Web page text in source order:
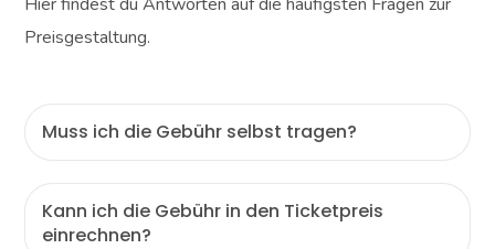
Preisgestaltung.
Muss ich die Gebühr selbst tragen?
Kann ich die Gebühr in den Ticketpreis
einrechnen?